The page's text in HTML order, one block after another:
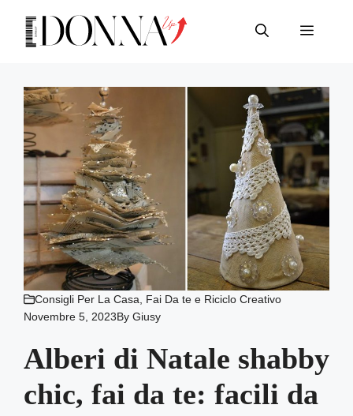
contenuto
Menu
Consigli Per La Casa, Fai Da te e Riciclo Creativo
Novembre 5, 2023ByGiusy
Alberi di Natale shabby
chic, fai da te: facili da